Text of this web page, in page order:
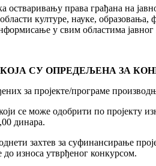
права грађана на
културе, науке,
у свим областима
СУ ОПРЕДЕЉЕНА ЗА
за пројекте/програме
се може одобрити по пројекту
динара.
захтев за суфинансирање
до износа утврђеног конкурсом.